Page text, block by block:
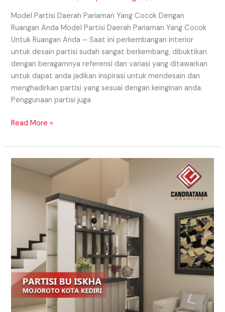
Model Partisi Daerah Pariaman Yang Cocok Dengan
Ruangan Anda Model Partisi Daerah Pariaman Yang Cocok
Untuk Ruangan Anda – Saat ini perkembangan interior
untuk desain partisi sudah sangat berkembang, dibuktikan
dengan beragamnya referensi dan variasi yang ditawarkan
untuk dapat anda jadikan inspirasi untuk mendesain dan
menghadirkan partisi yang sesuai dengan keinginan anda.
Penggunaan partisi juga
Read More »
Model
Desain